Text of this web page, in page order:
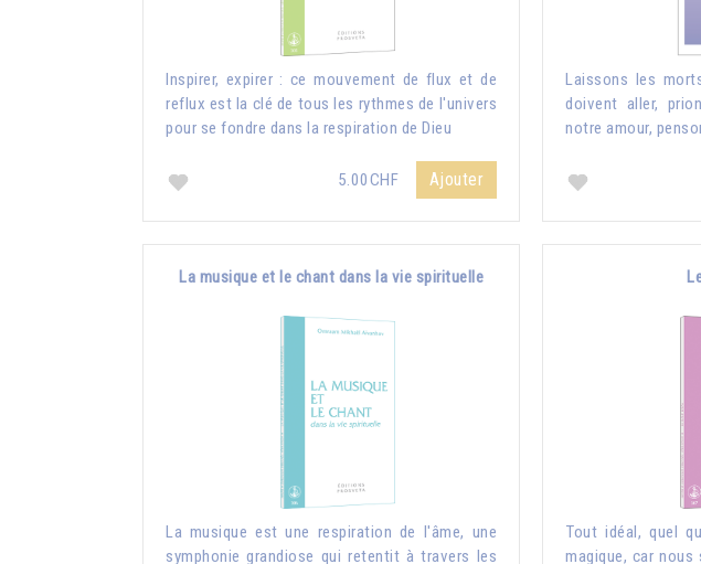
Inspirer, expirer : ce mouvement de flux et de
reflux est la clé de tous les rythmes de l'univers
pour se fondre dans la respiration de Dieu
5.00CHF Ajouter
Laissons les
doivent aller,
notre amour,
La musique et le chant dans la vie spirituelle
La musique est une respiration de l'âme, une
symphonie grandiose qui retentit à travers les
Tout idéal, quel
magique, car